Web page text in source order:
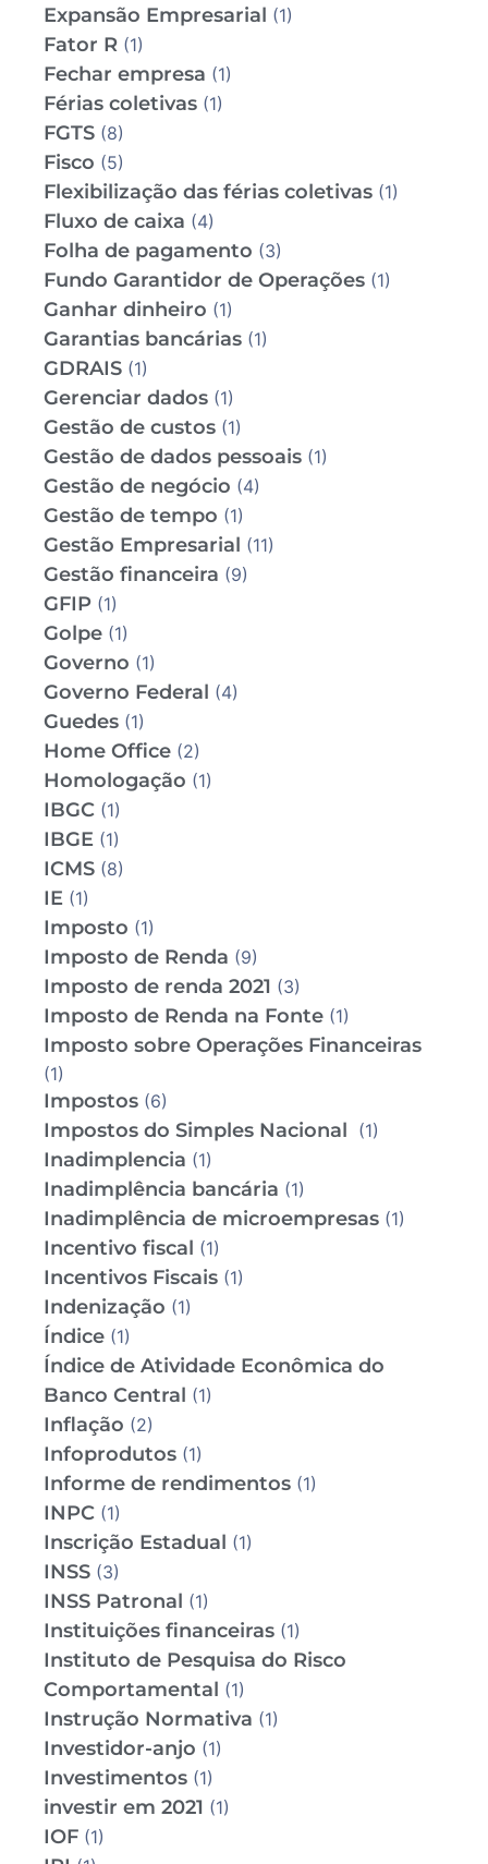
Expansão Empresarial (1)
Fator R (1)
Fechar empresa (1)
Férias coletivas (1)
FGTS (8)
Fisco (5)
Flexibilização das férias coletivas (1)
Fluxo de caixa (4)
Folha de pagamento (3)
Fundo Garantidor de Operações (1)
Ganhar dinheiro (1)
Garantias bancárias (1)
GDRAIS (1)
Gerenciar dados (1)
Gestão de custos (1)
Gestão de dados pessoais (1)
Gestão de negócio (4)
Gestão de tempo (1)
Gestão Empresarial (11)
Gestão financeira (9)
GFIP (1)
Golpe (1)
Governo (1)
Governo Federal (4)
Guedes (1)
Home Office (2)
Homologação (1)
IBGC (1)
IBGE (1)
ICMS (8)
IE (1)
Imposto (1)
Imposto de Renda (9)
Imposto de renda 2021 (3)
Imposto de Renda na Fonte (1)
Imposto sobre Operações Financeiras
(1)
Impostos (6)
Impostos do Simples Nacional (1)
Inadimplencia (1)
Inadimplência bancária (1)
Inadimplência de microempresas (1)
Incentivo fiscal (1)
Incentivos Fiscais (1)
Indenização (1)
Índice (1)
Índice de Atividade Econômica do
Banco Central (1)
Inflação (2)
Infoprodutos (1)
Informe de rendimentos (1)
INPC (1)
Inscrição Estadual (1)
INSS (3)
INSS Patronal (1)
Instituições financeiras (1)
Instituto de Pesquisa do Risco
Comportamental (1)
Instrução Normativa (1)
Investidor-anjo (1)
Investimentos (1)
investir em 2021 (1)
IOF (1)